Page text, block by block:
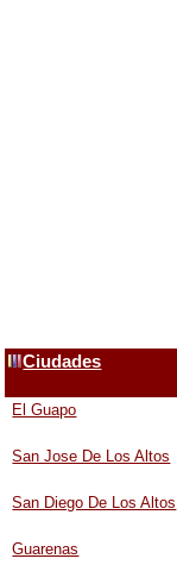
Ciudades
El Guapo
San Jose De Los Altos
San Diego De Los Altos
Guarenas